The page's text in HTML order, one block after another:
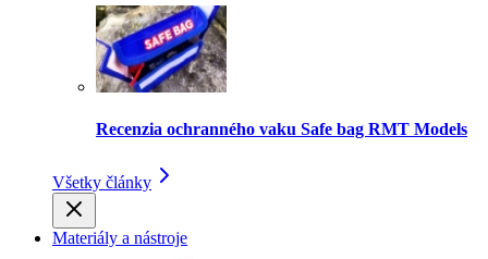
Recenzia ochranného vaku Safe bag RMT Models
Všetky články
Materiály a nástroje